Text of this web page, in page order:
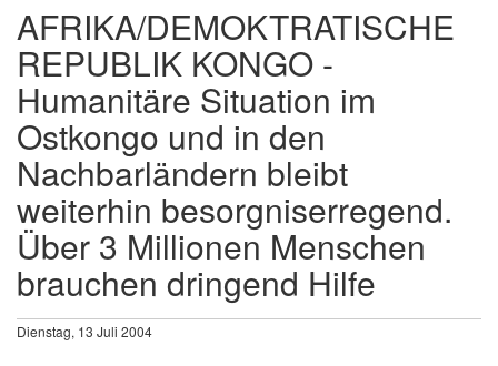
AFRIKA/DEMOKTRATISCHE
REPUBLIK KONGO -
Humanitäre Situation im
Ostkongo und in den
Nachbarländern bleibt
weiterhin besorgniserregend.
Über 3 Millionen Menschen
brauchen dringend Hilfe
Dienstag, 13 Juli 2004